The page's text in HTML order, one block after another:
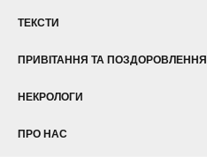
ТЕКСТИ
ПРИВІТАННЯ ТА ПОЗДОРОВЛЕННЯ
НЕКРОЛОГИ
ПРО НАС